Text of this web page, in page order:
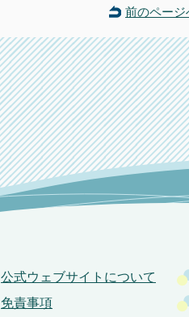
前のページ
公式ウェブサイトについて
免責事項